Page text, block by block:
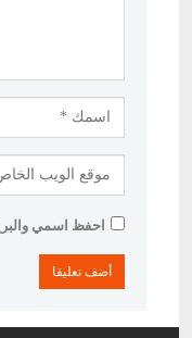
احفظ اسمي